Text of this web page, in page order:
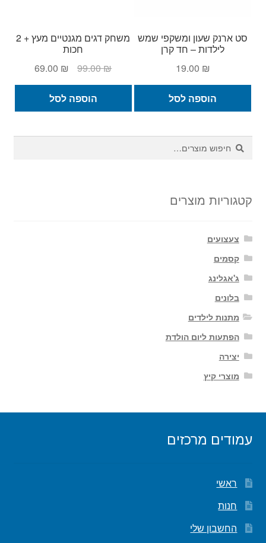
סט ארנק שעון ומשקפי שמש
לילדות – חד קרן
19.00 ₪
הוספה לסל
משחק דגים מגנטיים מעץ + 2
חכות
99.00₪
המחיר
המקורי
היה:
99.00 ₪.
69.00 ₪
המחיר
הנוכחי
69.00 ₪.
הוספה לסל
חיפוש
עבור:
חיפוש
קטגוריות מוצרים
צעצועים
קסמים
ג'אגלינג
בלונים
מתנות לילדים
הפתעות ליום הולדת
יצירה
מוצרי קיץ
עמודים מרכזים
ראשי
חנות
החשבון שלי